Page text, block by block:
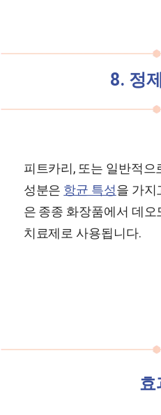
8. 정
피트카리, 또는 일반적으
성분은 항균 특성을 가지
은 종종 화장품에서 데
치료제로 사용됩니다.